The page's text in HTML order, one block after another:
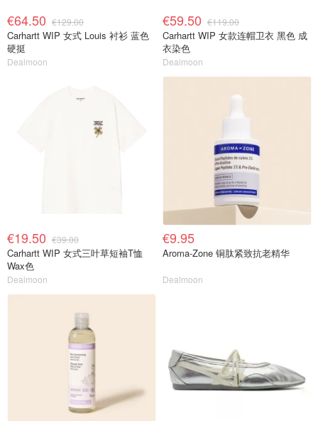
€64.50 €129.00
Carhartt WIP 女式 Louis 衬衫 蓝色
硬挺
Dealmoon
€59.50 €119.00
Carhartt WIP 女款连帽卫衣 黑色 成
衣染色
Dealmoon
€19.50 €39.00
Carhartt WIP 女式三叶草短袖T恤
Wax色
Dealmoon
€9.95
Aroma-Zone 铜肽紧致抗老精华
Dealmoon